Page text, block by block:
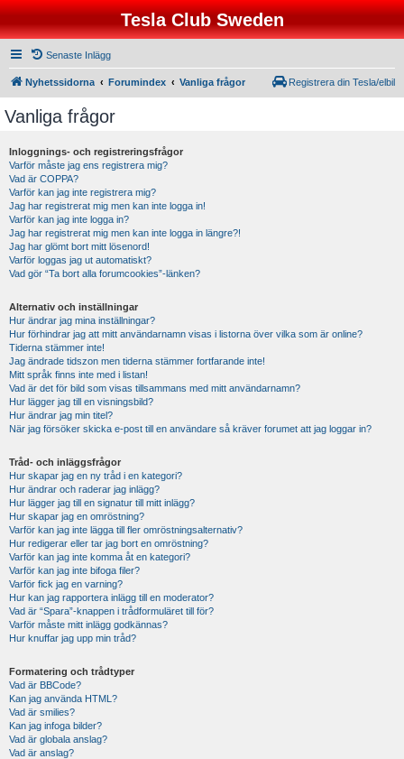
Tesla Club Sweden
Senaste Inlägg
Nyhetssidorna Forumindex Vanliga frågor Registrera din Tesla/elbil
Vanliga frågor
Inloggnings- och registreringsfrågor
Varför måste jag ens registrera mig?
Vad är COPPA?
Varför kan jag inte registrera mig?
Jag har registrerat mig men kan inte logga in!
Varför kan jag inte logga in?
Jag har registrerat mig men kan inte logga in längre?!
Jag har glömt bort mitt lösenord!
Varför loggas jag ut automatiskt?
Vad gör “Ta bort alla forumcookies”-länken?
Alternativ och inställningar
Hur ändrar jag mina inställningar?
Hur förhindrar jag att mitt användarnamn visas i listorna över vilka som är online?
Tiderna stämmer inte!
Jag ändrade tidszon men tiderna stämmer fortfarande inte!
Mitt språk finns inte med i listan!
Vad är det för bild som visas tillsammans med mitt användarnamn?
Hur lägger jag till en visningsbild?
Hur ändrar jag min titel?
När jag försöker skicka e-post till en användare så kräver forumet att jag loggar in?
Tråd- och inläggsfrågor
Hur skapar jag en ny tråd i en kategori?
Hur ändrar och raderar jag inlägg?
Hur lägger jag till en signatur till mitt inlägg?
Hur skapar jag en omröstning?
Varför kan jag inte lägga till fler omröstningsalternativ?
Hur redigerar eller tar jag bort en omröstning?
Varför kan jag inte komma åt en kategori?
Varför kan jag inte bifoga filer?
Varför fick jag en varning?
Hur kan jag rapportera inlägg till en moderator?
Vad är “Spara”-knappen i trådformuläret till för?
Varför måste mitt inlägg godkännas?
Hur knuffar jag upp min tråd?
Formatering och trådtyper
Vad är BBCode?
Kan jag använda HTML?
Vad är smilies?
Kan jag infoga bilder?
Vad är globala anslag?
Vad är anslag?